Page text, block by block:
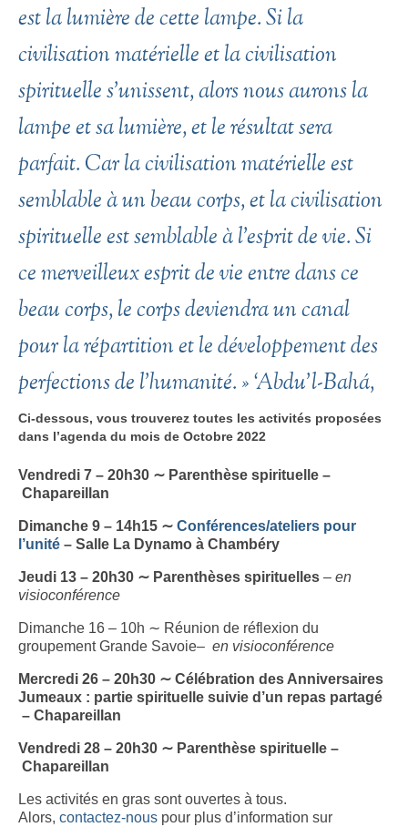
est la lumière de cette lampe. Si la
civilisation matérielle et la civilisation
spirituelle s’unissent, alors nous aurons la
lampe et sa lumière, et le résultat sera
parfait. Car la civilisation matérielle est
semblable à un beau corps, et la civilisation
spirituelle est semblable à l’esprit de vie. Si
ce merveilleux esprit de vie entre dans ce
beau corps, le corps deviendra un canal
pour la répartition et le développement des
perfections de l’humanité. » ‘Abdu’l-Bahá,
Ci-dessous, vous trouverez toutes les activités proposées
dans l’agenda du mois de Octobre 2022
Vendredi 7 – 20h30 ∼ Parenthèse spirituelle –
Chapareillan
Dimanche 9 – 14h15 ∼ Conférences/ateliers pour
l’unité – Salle La Dynamo à Chambéry
Jeudi 13 – 20h30 ∼ Parenthèses spirituelles – en
visioconférence
Dimanche 16 – 10h ∼ Réunion de réflexion du
groupement Grande Savoie– en visioconférence
Mercredi 26 – 20h30 ∼ Célébration des Anniversaires
Jumeaux : partie spirituelle suivie d’un repas partagé
– Chapareillan
Vendredi 28 – 20h30 ∼ Parenthèse spirituelle –
Chapareillan
Les activités en gras sont ouvertes à tous.
Alors, contactez-nous pour plus d’information sur